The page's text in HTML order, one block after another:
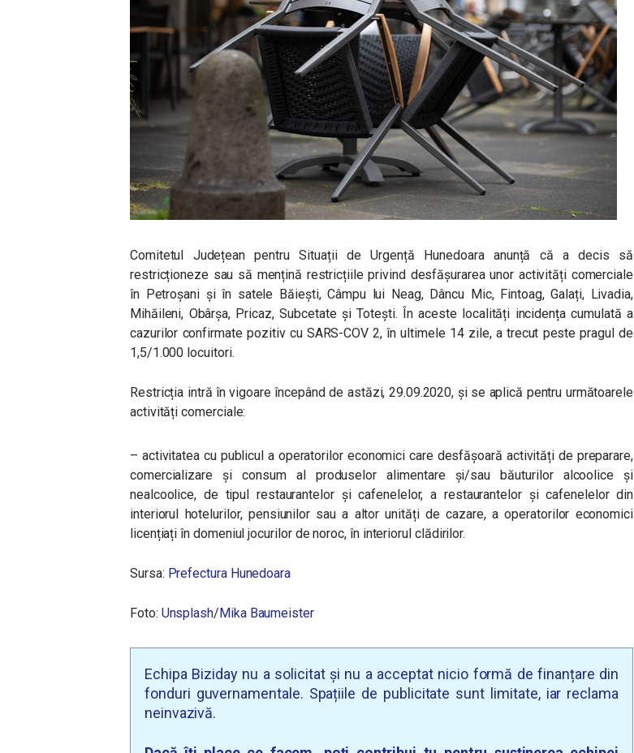
Comitetul Județean pentru Situații de Urgență Hunedoara anunță că a decis să
restricționeze sau să mențină restricțiile privind desfășurarea unor activități comerciale
în Petroșani și în satele Băiești, Câmpu lui Neag, Dâncu Mic, Fintoag, Galați, Livadia,
Mihăileni, Obârșa, Pricaz, Subcetate și Totești. În aceste localități incidența cumulată a
cazurilor confirmate pozitiv cu SARS-COV 2, în ultimele 14 zile, a trecut peste pragul de
1,5/1.000 locuitori.
Restricția intră în vigoare începând de astăzi, 29.09.2020, și se aplică pentru următoarele
activități comerciale:
– activitatea cu publicul a operatorilor economici care desfășoară activități de preparare,
comercializare și consum al produselor alimentare și/sau băuturilor alcoolice și
nealcoolice, de tipul restaurantelor și cafenelelor, a restaurantelor și cafenelelor din
interiorul hotelurilor, pensiunilor sau a altor unități de cazare, a operatorilor economici
licențiați în domeniul jocurilor de noroc, în interiorul clădirilor.
Sursa: Prefectura Hunedoara
Foto: Unsplash/Mika Baumeister
Echipa Biziday nu a solicitat și nu a acceptat nicio formă de finanțare din
fonduri guvernamentale. Spațiile de publicitate sunt limitate, iar reclama
neinvazivă.